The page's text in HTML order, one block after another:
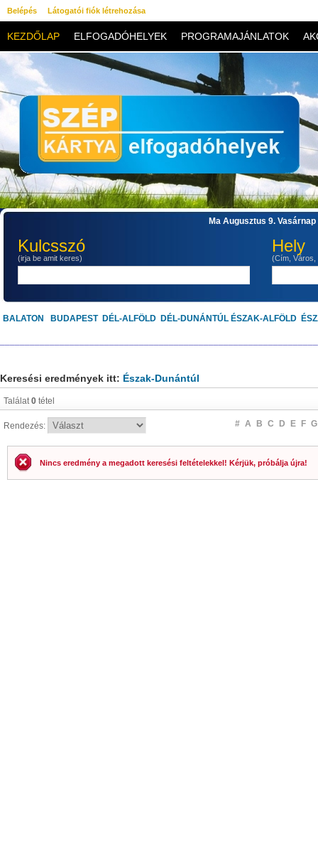
Belépés Látogatói fiók létrehozása
KEZDŐLAP ELFOGADÓHELYEK PROGRAMAJÁNLATOK
KAPCSOLAT
Ma Augusztus 9.
Kulcsszó
(irja be amit keres)
Hely
(Cím,
BALATON BUDAPEST DÉL-ALFÖLD DÉL-DUNÁNTÚL ÉSZAK-ALFÖLD
Keresési eredmények itt: Észak-Dunántúl
Találat0 tétel
Rendezés: # A B C D E F G
Nincs eredmény a megadott keresési feltételekkel! Kérjük, próbálja újra!